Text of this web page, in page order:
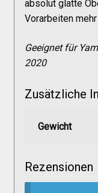
absolut glatte
Vorarbeiten
Geeignet für
2020
Zusätzliche
Gewicht
Rezensionen